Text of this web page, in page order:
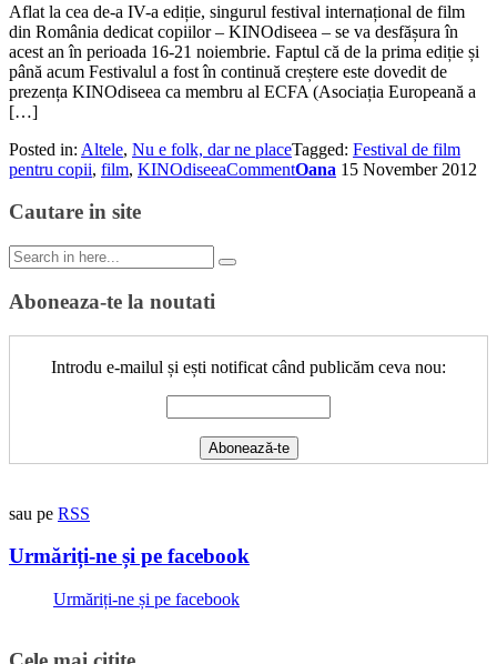
Aflat la cea de-a IV-a ediție, singurul festival internațional de film
din România dedicat copiilor – KINOdiseea – se va desfășura în
acest an în perioada 16-21 noiembrie. Faptul că de la prima ediție și
până acum Festivalul a fost în continuă creștere este dovedit de
prezența KINOdiseea ca membru al ECFA (Asociația Europeană a
[…]
Posted in: Altele, Nu e folk, dar ne placeTagged: Festival de film
pentru copii, film, KINOdiseeaCommentOana 15 November 2012
Cautare in site
Search
for:
Aboneaza-te la noutati
Introdu e-mailul și ești notificat când publicăm ceva nou:
sau pe RSS
Urmăriți-ne și pe facebook
Urmăriți-ne și pe facebook